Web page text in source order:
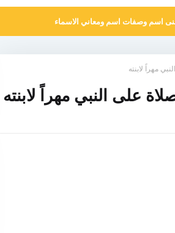
اسم وصفات اسم ومعاني الاسماء
مهراً لابنته
على النبي مهراً لابنته